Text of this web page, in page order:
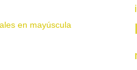
en mayúscula